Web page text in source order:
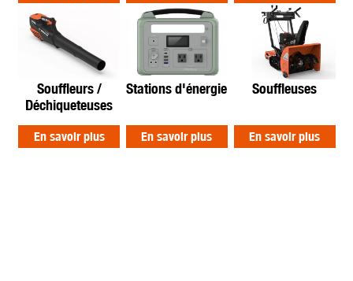
Souffleurs /
Déchiqueteuses
En savoir plus
Stations d'énergie
En savoir plus
Souffleuses
En savoir plus